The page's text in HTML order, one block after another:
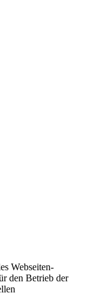
Webseiten-
den Betrieb der